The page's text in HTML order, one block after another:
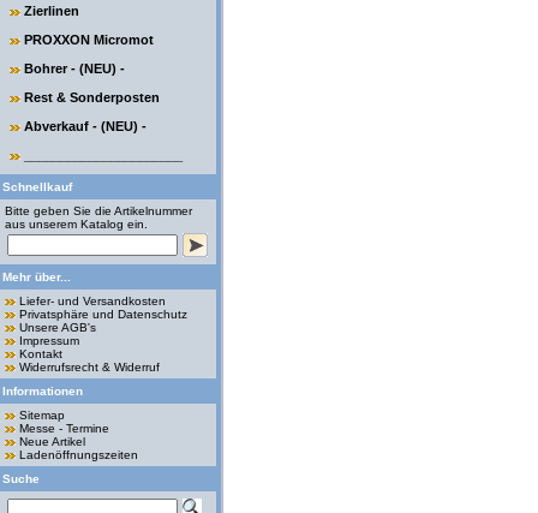
Zierlinen
PROXXON Micromot
Bohrer - (NEU) -
Rest & Sonderposten
Abverkauf - (NEU) -
Schnellkauf
Bitte geben Sie die Artikelnummer
aus unserem Katalog ein.
Mehr über...
Liefer- und Versandkosten
Privatsphäre und Datenschutz
Unsere AGB's
Impressum
Kontakt
Widerrufsrecht & Widerruf
Informationen
Sitemap
Messe - Termine
Neue Artikel
Ladenöffnungszeiten
Suche